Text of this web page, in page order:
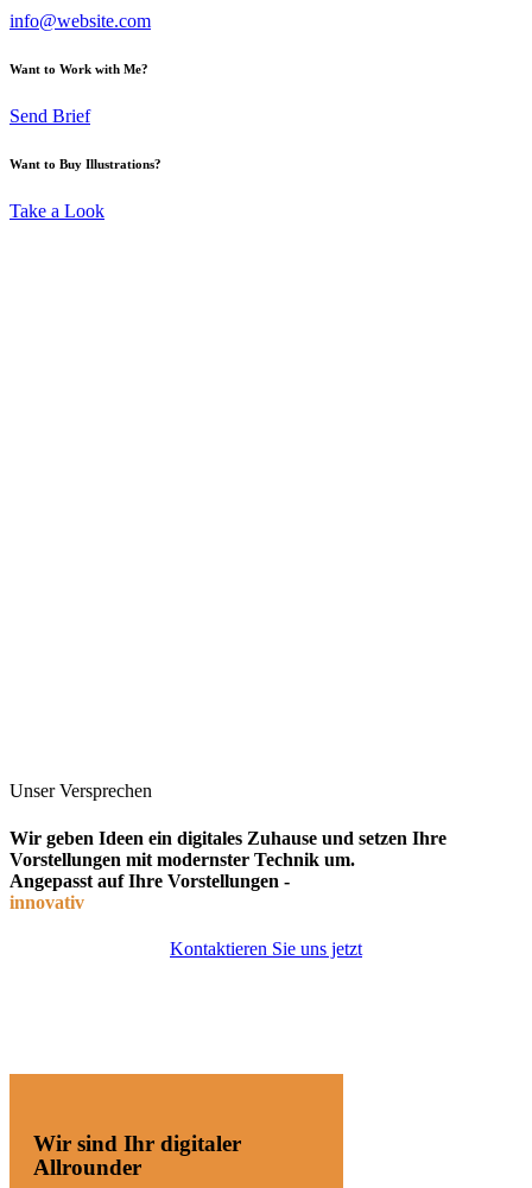
info@website.com
Want to Work with Me?
Send Brief
Want to Buy Illustrations?
Take a Look
Unser Versprechen
Wir geben Ideen ein digitales Zuhause und setzen Ihre
Vorstellungen mit modernster Technik um.
Angepasst auf Ihre Vorstellungen -
innovativ
Kontaktieren Sie uns jetzt
Wir sind Ihr digitaler
Allrounder